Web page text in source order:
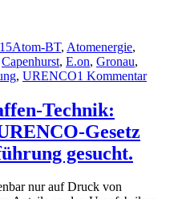
Atom-BT, Atomenergie,
Capenhurst, E.on, Gronau,
, URENCO1 Kommentarzu
Technik:
Gesetz
gesucht.
nur auf Druck von